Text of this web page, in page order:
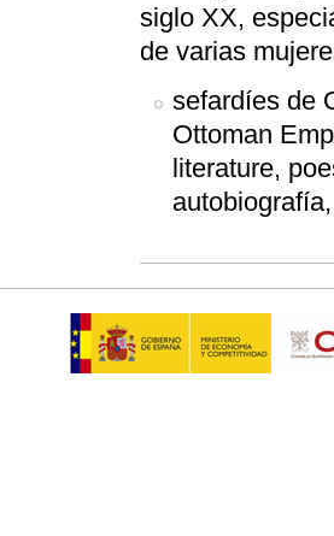
siglo XX,
de varias
sefardíes de
Ottoman
literature,